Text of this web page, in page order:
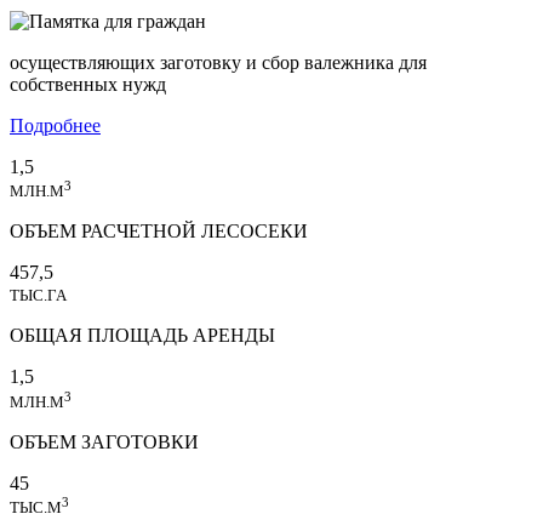
осуществляющих заготовку и сбор валежника для
собственных нужд
Подробнее
1,5
МЛН.М3
ОБЪЕМ РАСЧЕТНОЙ ЛЕСОСЕКИ
457,5
ТЫС.ГА
ОБЩАЯ ПЛОЩАДЬ АРЕНДЫ
1,5
МЛН.М3
ОБЪЕМ ЗАГОТОВКИ
45
ТЫС.М3